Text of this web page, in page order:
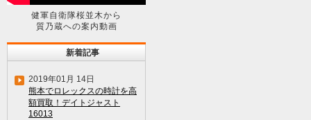
健軍自衛隊桜並木から
質乃蔵への案内動画
新着記事
2019年01月 14日
熊本でロレックスの時計を高
額買取！デイトジャスト
16013